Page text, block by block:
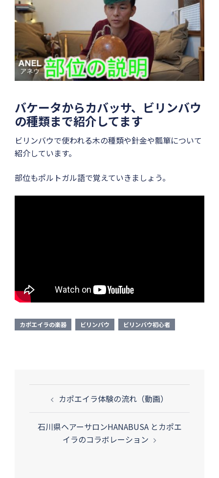
バケータからカバッサ、ビリンバウ
の種類まで紹介してます
ビリンバウで使われる木の種類や針金や瓢箪について
紹介しています。
部位もポルトガル語で覚えていきましょう。
カポエイラの楽器 ビリンバウ ビリンバウ初心者
投
ナ
ビ
カポエイラ体験の流れ（動画）
石川県ヘアーサロンHANABUSA とカポエ
イラのコラボレーション